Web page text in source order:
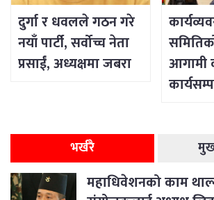
दुर्गा र धवलले गठन गरे
नयाँ पार्टी, सर्वोच्च नेता
प्रसाईं, अध्यक्षमा जबरा
आगामी
भर्खरै
महाधिवेशनको काम